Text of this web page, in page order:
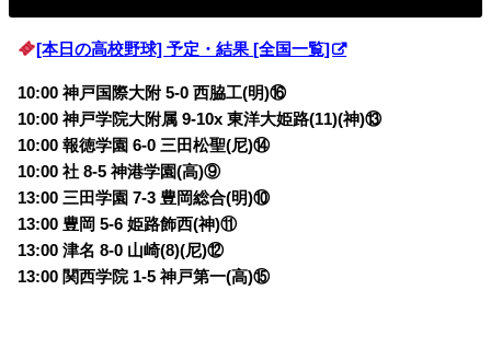
[本日の高校野球] 予定・結果 [全国一覧]
10:00 神戸国際大附 5-0 西脇工(明)⑯
10:00 神戸学院大附属 9-10x 東洋大姫路(11)(神)⑬
10:00 報徳学園 6-0 三田松聖(尼)⑭
10:00 社 8-5 神港学園(高)⑨
13:00 三田学園 7-3 豊岡総合(明)⑩
13:00 豊岡 5-6 姫路飾西(神)⑪
13:00 津名 8-0 山崎(8)(尼)⑫
13:00 関西学院 1-5 神戸第一(高)⑮